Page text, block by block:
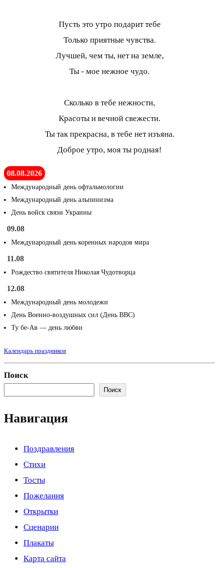
Пусть это утро подарит тебе
Только приятные чувства.
Лучшей, чем ты, нет на земле,
Ты - мое нежное чудо.
Сколько в тебе нежности,
Красоты и вечной свежести.
Ты так прекрасна, в тебе нет изъяна.
Доброе утро, моя ты родная!
08.08.2026
Международный день офтальмологии
Международный день альпинизма
День войск связи Украины
09.08
Международный день коренных народов мира
11.08
Рождество святителя Николая Чудотворца
12.08
Международный день молодежи
День Военно-воздушных сил (День ВВС)
Ту бе-Ав — день любви
Календарь праздников
Поиск
Поиск
Навигация
Поздравления
Стихи
Тосты
Пожелания
Открытки
Сценарии
Плакаты
Карта сайта